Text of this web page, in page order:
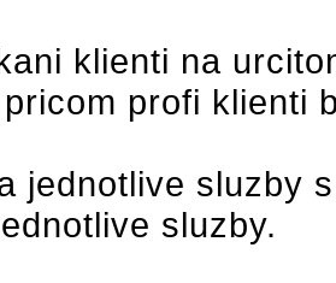
klienti na
profi klienti
jednotlive sluzby
sluzby.